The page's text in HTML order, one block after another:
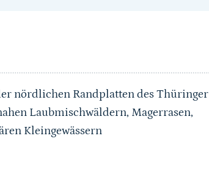
nördlichen Randplatten des Thüringer
Laubmischwäldern, Magerrasen,
Kleingewässern